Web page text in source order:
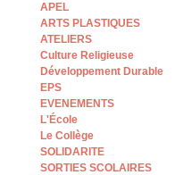
APEL
ARTS PLASTIQUES
ATELIERS
Culture Religieuse
Développement Durable
EPS
EVENEMENTS
L'École
Le Collège
SOLIDARITE
SORTIES SCOLAIRES